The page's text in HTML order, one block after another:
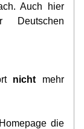
Auch hier
nicht mehr
die